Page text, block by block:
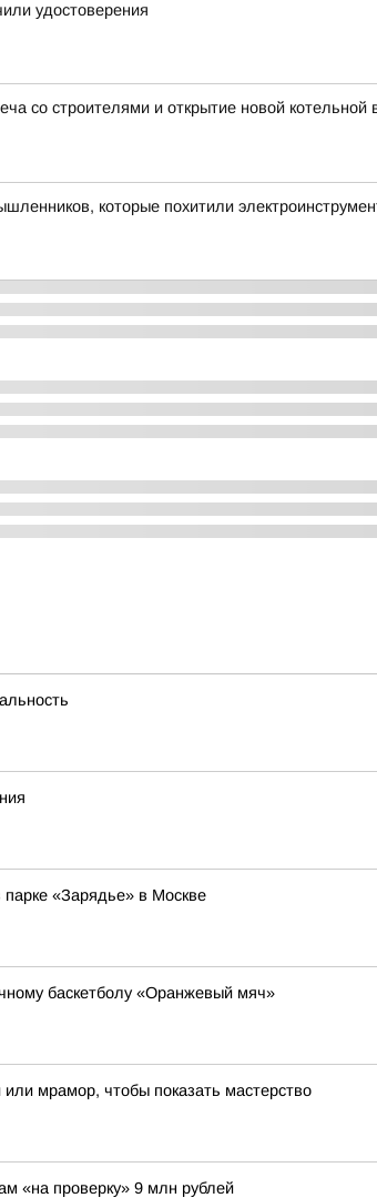
удостоверения
со строителями и открытие новой
которые похитили
парке «Зарядье» в Москве
баскетболу «Оранжевый мяч»
мрамор, чтобы показать мастерство
«на проверку» 9 млн рублей